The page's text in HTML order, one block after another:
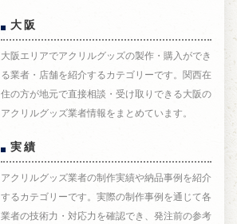
大阪
大阪エリアでアクリルグッズの製作・購入ができ
る業者・店舗を紹介するカテゴリーです。関西在
住の方が地元で直接相談・受け取りできる大阪の
アクリルグッズ業者情報をまとめています。
実績
アクリルグッズ業者の制作実績や納品事例を紹介
するカテゴリーです。実際の制作事例を通じて各
業者の技術力・対応力を確認でき、発注前の参考